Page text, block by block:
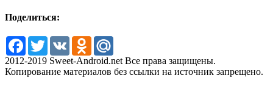
Поделиться:
Facebook
TwitterVK Odnoklassniki
2012-2019 Sweet-Android.net Все права защищены.
Копирование материалов без ссылки на источник запрещено.